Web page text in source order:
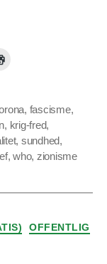
, fascisme,
, krig-fred,
, sundhed,
,who, zionisme
OFFENTLIG